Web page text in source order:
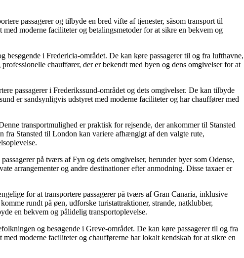
passagerer og tilbyde en bred vifte af tjenester, såsom transport til
moderne faciliteter og betalingsmetoder for at sikre en bekvem og
i Fredericia-området. De kan køre passagerer til og fra lufthavne,
chauffører, der er bekendt med byen og dens omgivelser for at
passagerer i Frederikssund-området og dets omgivelser. De kan tilbyde
er sandsynligvis udstyret med moderne faciliteter og har chauffører med
transportmulighed er praktisk for rejsende, der ankommer til Stansted
fra Stansted til London kan variere afhængigt af den valgte rute,
på tværs af Fyn og dets omgivelser, herunder byer som Odense,
arrangementer og andre destinationer efter anmodning. Disse taxaer er
for at transportere passagerer på tværs af Gran Canaria, inklusive
rundt på øen, udforske turistattraktioner, strande, natklubber,
en bekvem og pålidelig transportoplevelse.
og besøgende i Greve-området. De kan køre passagerer til og fra
moderne faciliteter og chaufførerne har lokalt kendskab for at sikre en